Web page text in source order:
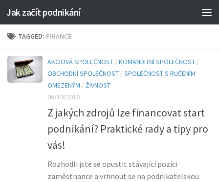
Jak začít podnikání
TAGGED: FINANCE
AKCIOVÁ SPOLEČNOST /KOMANDITNÍ SPOLEČNOST /
OBCHODNÍ SPOLEČNOST /SPOLEČNOST S RUČENÍM
OMEZENÝM /ŽIVNOST
06/10/2016
Z jakých zdrojů lze financovat start
podnikání? Praktické rady a tipy pro
vás!
Rozhodli jste se opustit stávající pozici
zaměstnance a vrhnout se na podnikatelskou